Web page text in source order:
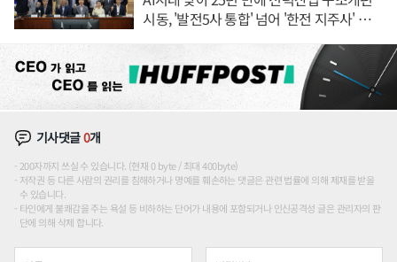
시동, '발전5사 통합' 넘어 '한전 지주사' 재편
기사댓글0개
200자까지 쓰실 수 있습니다. (현재 0 byte / 최대 400byte)
저작권 등 다른 사람의 권리를 침해하거나 명예를 훼손하는 댓글은 관련 법률에 의해 제재를 받을
수 있습니다.
타인에게 불쾌감을 주는 욕설 등 비하하는 단어가 내용에 포함되거나 인신공격성 글은 관리자의 판
단에 의해 삭제 합니다.